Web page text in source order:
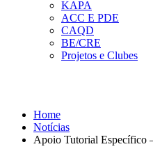
KAPA
ACC E PDE
CAQD
BE/CRE
Projetos e Clubes
Home
Notícias
Apoio Tutorial Específico